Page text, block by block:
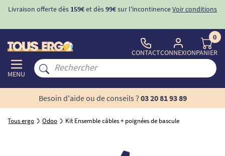
Livraison offerte dès 159€et dès99€sur l'incontinenceVoir conditions
MENU
CONTACTCONNEXION
0
PANIER
Besoin d'aide ou de conseils ? 03 20 81 93 89
Tous ergo Odoo Kit Ensemble câbles + poignées de bascule